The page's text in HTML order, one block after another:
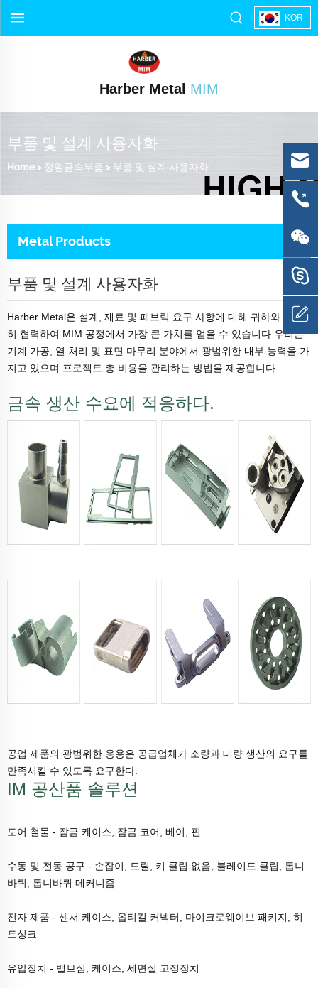
KOR
Harber Metal MIM
부품 및 설계 사용자화
Home > 정밀금속부품 > 부품 및 설계 사용자화
Metal Products
부품 및 설계 사용자화
Harber Metal은 설계, 재료 및 패브릭 요구 사항에 대해 귀하와 긴밀
히 협력하여 MIM 공정에서 가장 큰 가치를 얻을 수 있습니다.우리는
기계 가공, 열 처리 및 표면 마무리 분야에서 광범위한 내부 능력을 가
지고 있으며 프로젝트 총 비용을 관리하는 방법을 제공합니다.
금속 생산 수요에 적응하다.
공업 제품의 광범위한 응용은 공급업체가 소량과 대량 생산의 요구를
만족시킬 수 있도록 요구한다.
IM 공산품 솔루션
도어 철물 - 잠금 케이스, 잠금 코어, 베이, 핀
수동 및 전동 공구 - 손잡이, 드릴, 키 클립 없음, 블레이드 클립, 톱니
바퀴, 톱니바퀴 메커니즘
전자 제품 - 센서 케이스, 옵티컬 커넥터, 마이크로웨이브 패키지, 히
트싱크
유압장치 - 밸브심, 케이스, 세면실 고정장치